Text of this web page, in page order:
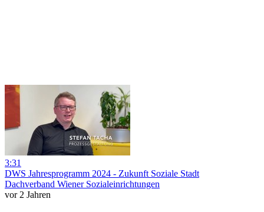
3:31
DWS Jahresprogramm 2024 - Zukunft Soziale Stadt
Dachverband Wiener Sozialeinrichtungen
vor 2 Jahren